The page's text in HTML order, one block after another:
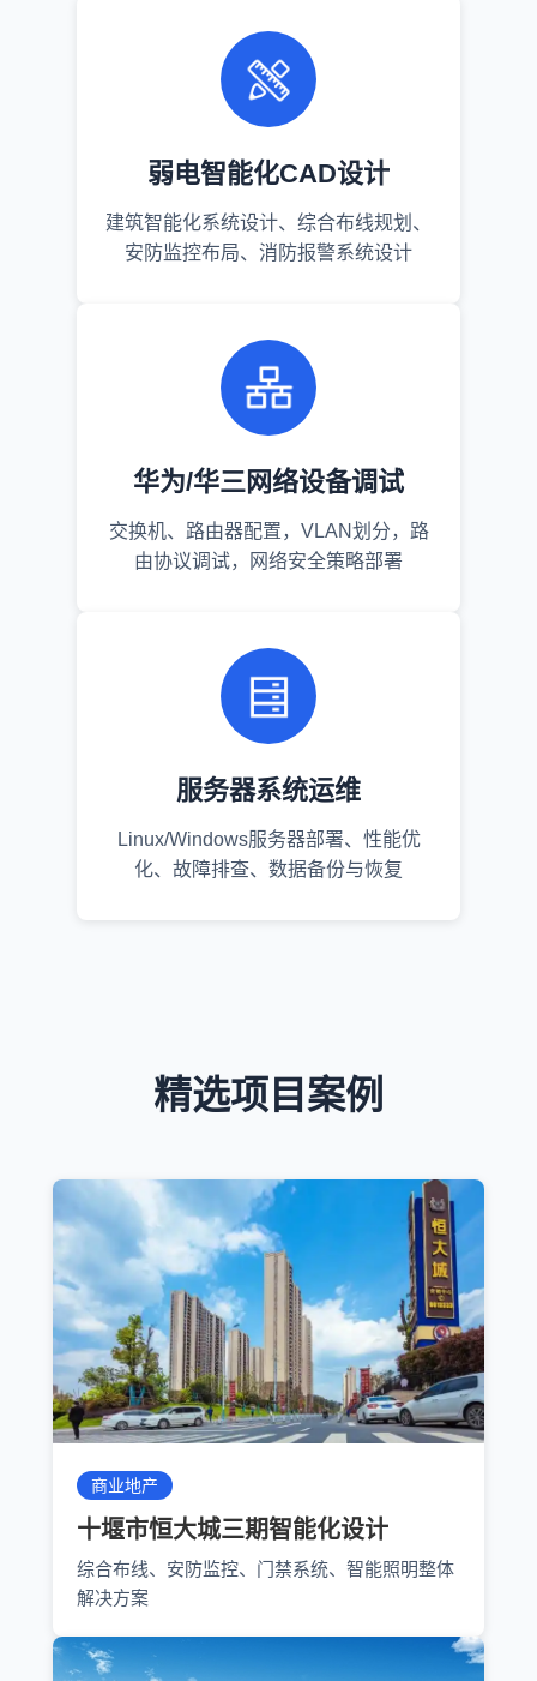
弱电智能化CAD设计
建筑智能化系统设计、综合布线规划、
安防监控布局、消防报警系统设计
华为/华三网络设备调试
交换机、路由器配置，VLAN划分，路
由协议调试，网络安全策略部署
服务器系统运维
Linux/Windows服务器部署、性能优
化、故障排查、数据备份与恢复
精选项目案例
商业地产
十堰市恒大城三期智能化设计
综合布线、安防监控、门禁系统、智能照明整体
解决方案